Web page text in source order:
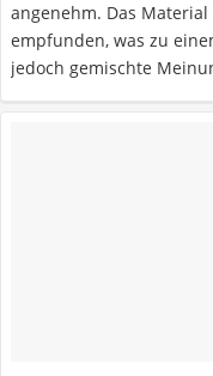
angenehm. Das
empfunden, was zu
jedoch gemischte